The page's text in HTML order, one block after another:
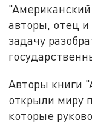
авторы, отец
задачу
Авторы книги
открыли миру
которые